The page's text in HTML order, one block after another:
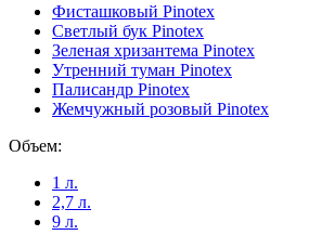
Фисташковый Pinotex
Светлый бук Pinotex
Зеленая хризантема Pinotex
Утренний туман Pinotex
Палисандр Pinotex
Жемчужный розовый Pinotex
Объем:
1 л.
2,7 л.
9 л.